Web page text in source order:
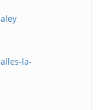
la-